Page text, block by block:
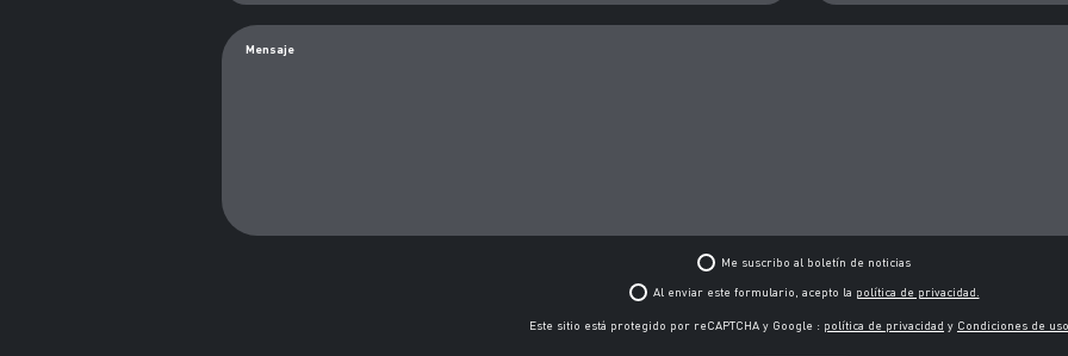
Mensaje
Me suscribo al boletín de noticias
Al enviar este formulario, acepto la política de privacidad.
Este sitio está protegido por reCAPTCHA y Google : política de privacidad y Condiciones de uso